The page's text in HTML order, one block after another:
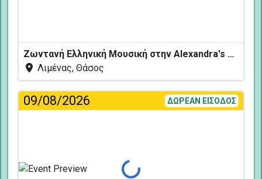
Ζωντανή Ελληνική Μουσική στην Alexandra's Restaurant
Λιμένας, Θάσος
09/08/2026 ΔΩΡΕΑΝ ΕΙΣΟΔΟΣ
Φόρτωση...